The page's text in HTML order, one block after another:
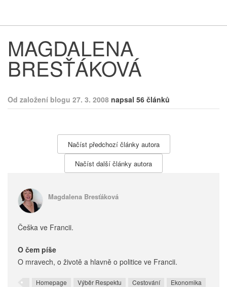
MAGDALENA
BRESŤÁKOVÁ
Od založení blogu 27. 3. 2008 napsal 56 článků
Načíst předchozí články autora
Načíst další články autora
Magdalena Bresťáková
Češka ve Francii.
O čem píše
O mravech, o životě a hlavně o politice ve Francii.
Homepage Výběr Respektu Cestování
Ekonomika